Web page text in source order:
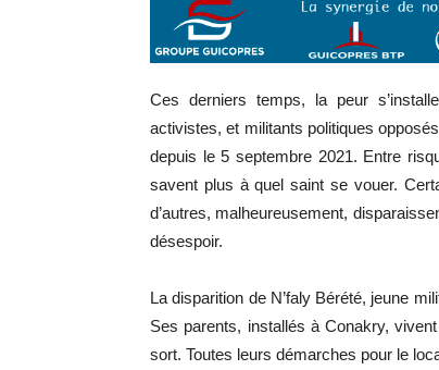
Ces derniers temps, la peur
activistes, et militants politiques
depuis le 5 septembre 2021. Entre
savent plus à quel saint se vouer.
d’autres, malheureusement,
désespoir.
La disparition de N’faly Bérété, jeune
Ses parents, installés à Conakry,
sort. Toutes leurs démarches pour le